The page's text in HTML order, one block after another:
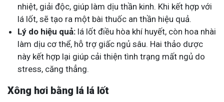
nhiệt, giải độc, giúp làm dịu thần kinh. Khi kết hợp với
lá lốt, sẽ tạo ra một bài thuốc an thần hiệu quả.
Lý do hiệu quả: lá lốt điều hòa khí huyết, còn hoa nhài
làm dịu cơ thể, hỗ trợ giấc ngủ sâu. Hai thảo dược
này kết hợp lại giúp cải thiện tình trạng mất ngủ do
stress, căng thẳng.
Xông hơi bằng lá lá lốt